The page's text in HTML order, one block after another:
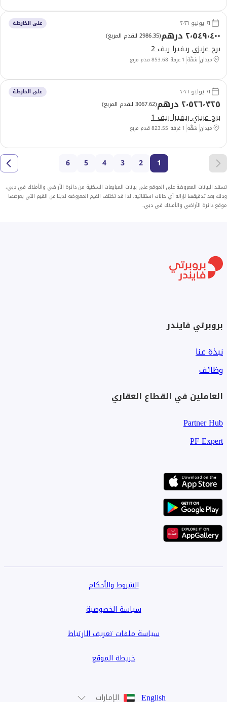
٢١ يوليو ٢٠٢٦ على الخارطة
٢٬٥٤٩٬٤٠٠ درهم (2986.35 للقدم المربع )
برج عزيزي ريفيرا ريف 2
ميدان شقَّة 1 غرفة 853.68 قدم مربع
٢١ يوليو ٢٠٢٦ على الخارطة
٢٬٥٢٦٬٣٢٥ درهم (3067.62 للقدم المربع )
برج عزيزي ريفيرا ريف 1
ميدان شقَّة 1 غرفة 823.55 قدم مربع
1
2
3
4
5
6
تستند البيانات المعروضة على الموقع على بيانات المبايعات السكنية من دائرة الأراضي والأملاك في دبي،
وذلك بعد تدقيقها لإزالة أي حالات استثنائية. لذا قد تختلف القيم المعروضة لدينا عن القيم التي يعرضها
موقع دائرة الأراضي والأملاك في دبي.
بروبرتي فايندر
نبذة عنا
وظائف
العاملين في القطاع العقاري
Partner Hub
PF Expert
الشروط والأحكام
سياسة الخصوصية
سياسة ملفات تعريف الارتباط
خريطة الموقع
English الإمارات